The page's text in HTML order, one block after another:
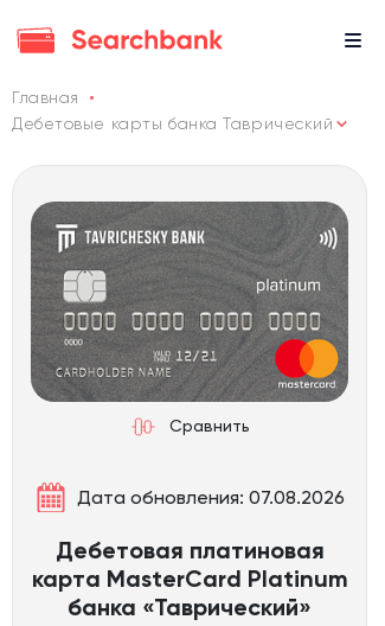
Главная
Дебетовые карты банка Таврический
Сравнить
Дата обновления: 07.08.2026
Дебетовая платиновая
карта MasterCard Platinum
банка «Таврический»